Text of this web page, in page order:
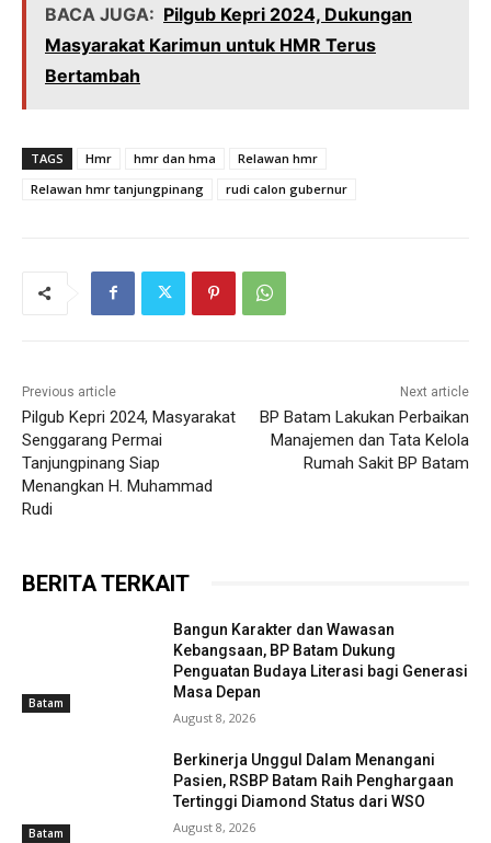
BACA JUGA: Pilgub Kepri 2024, Dukungan
Masyarakat Karimun untuk HMR Terus
Bertambah
TAGS Hmr hmr dan hma
Relawan hmr
Relawan hmr tanjungpinang
rudi calon gubernur
Previous article
Pilgub Kepri 2024, Masyarakat
Senggarang Permai
Tanjungpinang Siap
Menangkan H. Muhammad
Rudi
Next article
BP Batam Lakukan Perbaikan
Manajemen dan Tata Kelola
Rumah Sakit BP Batam
BERITA TERKAIT
Batam
Bangun Karakter dan Wawasan
Kebangsaan, BP Batam Dukung
Penguatan Budaya Literasi bagi Generasi
Masa Depan
August 8, 2026
Batam
Berkinerja Unggul Dalam Menangani
Pasien, RSBP Batam Raih Penghargaan
Tertinggi Diamond Status dari WSO
August 8, 2026